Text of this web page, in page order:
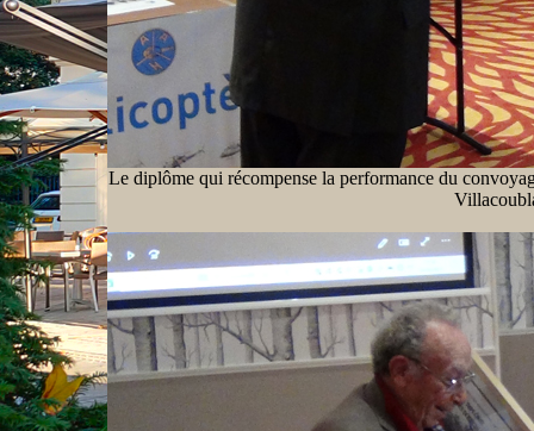
Le diplôme qui récompense la performance du